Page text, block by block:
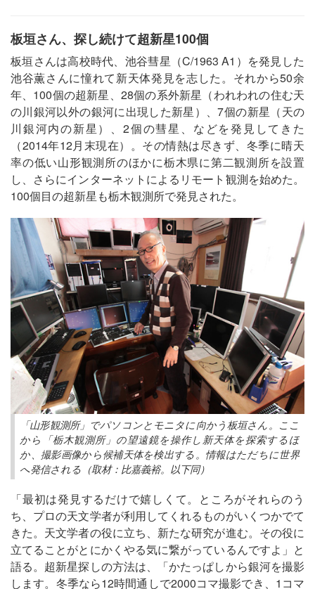
板垣さん、探し続けて超新星100個
板垣さんは高校時代、池谷彗星（C/1963 A1）を発見した
池谷薫さんに憧れて新天体発見を志した。それから50余
年、100個の超新星、28個の系外新星（われわれの住む天
の川銀河以外の銀河に出現した新星）、7個の新星（天の
川銀河内の新星）、2個の彗星、などを発見してきた
（2014年12月末現在）。その情熱は尽きず、冬季に晴天
率の低い山形観測所のほかに栃木県に第二観測所を設置
し、さらにインターネットによるリモート観測を始めた。
100個目の超新星も栃木観測所で発見された。
「山形観測所」でパソコンとモニタに向かう板垣さん。ここ
から「栃木観測所」の望遠鏡を操作し新天体を探索するほ
か、撮影画像から候補天体を検出する。情報はただちに世界
へ発信される（取材：比嘉義裕。以下同）
「最初は発見するだけで嬉しくて。ところがそれらのう
ち、プロの天文学者が利用してくれるものがいくつかでて
きた。天文学者の役に立ち、新たな研究が進む。その役に
立てることがとにかくやる気に繋がっているんですよ」と
語る。超新星探しの方法は、「かたっぱしから銀河を撮影
します。冬季なら12時間通しで2000コマ撮影でき、1コマ